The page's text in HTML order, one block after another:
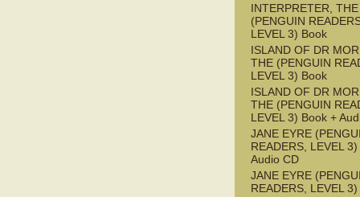
INTERPRETER, THE
(PENGUIN
LEVEL 3) Book
ISLAND OF DR
THE (PENGUIN
LEVEL 3) Book
ISLAND OF DR
THE (PENGUIN
LEVEL 3) Book +
JANE EYRE
READERS, LEVEL
Audio CD
JANE EYRE
READERS, LEVEL